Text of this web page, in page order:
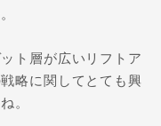
ト層が広いリフトア
略に関してとても興
。